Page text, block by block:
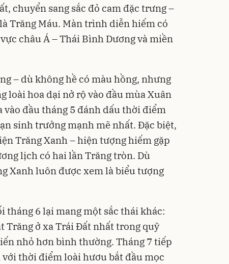
chuyển sang sắc đỏ cam đặc trưng –
Trăng Máu. Màn trình diễn hiếm có
châu Á – Thái Bình Dương và miền
– dù không hề có màu hồng, nhưng
loài hoa dại nở rộ vào đầu mùa Xuân
vào đầu tháng 5 đánh dấu thời điểm
sinh trưởng mạnh mẽ nhất. Đặc biệt,
Trăng Xanh – hiện tượng hiếm gặp
lịch có hai lần Trăng tròn. Dù
Xanh luôn được xem là biểu tượng
tháng 6 lại mang một sắc thái khác:
Trăng ở xa Trái Đất nhất trong quỹ
nhỏ hơn bình thường. Tháng 7 tiếp
thời điểm loài hươu bắt đầu mọc